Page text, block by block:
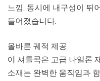
느낌, 동시에 내구성이 뛰
들어졌습니다.
올바른 궤적 제공
이 셔틀콕은 고급 나일론
소재는 완벽한 움직임과